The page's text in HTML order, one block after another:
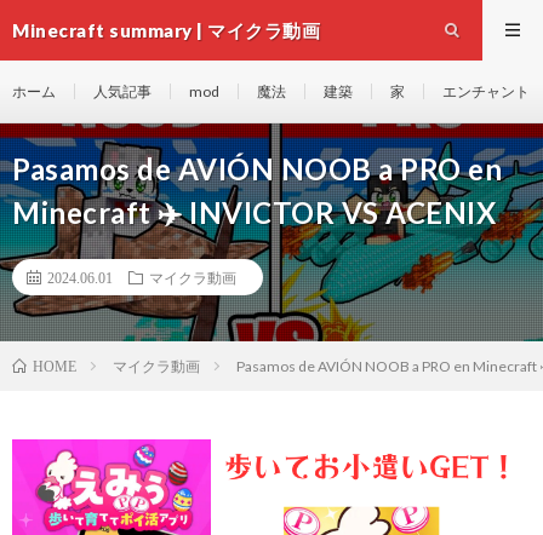
Minecraft summary | マイクラ動画
ホーム 人気記事 mod 魔法 建築 家 エンチャント
Pasamos de AVIÓN NOOB a PRO en
Minecraft ✈️ INVICTOR VS ACENIX
2024.06.01 マイクラ動画
HOME マイクラ動画 Pasamos de AVIÓN NOOB a PRO en Minecraft